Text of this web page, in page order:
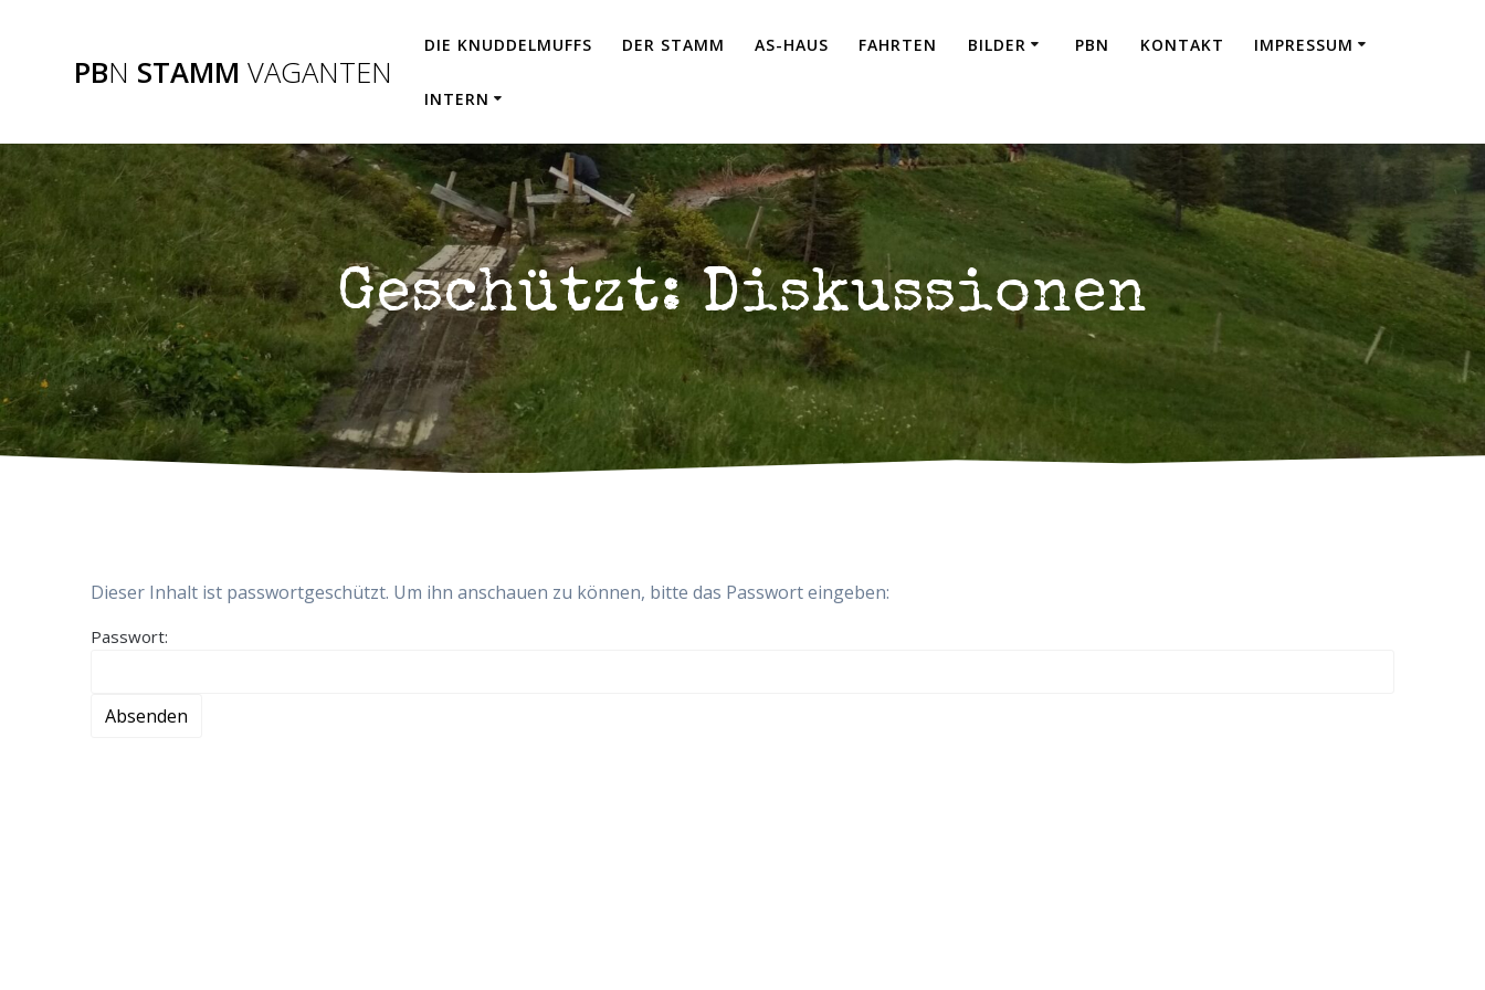
PBN STAMM VAGANTEN
DIE KNUDDELMUFFS DER STAMM AS-HAUS FAHRTEN BILDER PBN KONTAKT IMPRESSUM
INTERN
Geschützt: Diskussionen
Dieser Inhalt ist passwortgeschützt. Um ihn anschauen zu können, bitte das Passwort eingeben:
Passwort: